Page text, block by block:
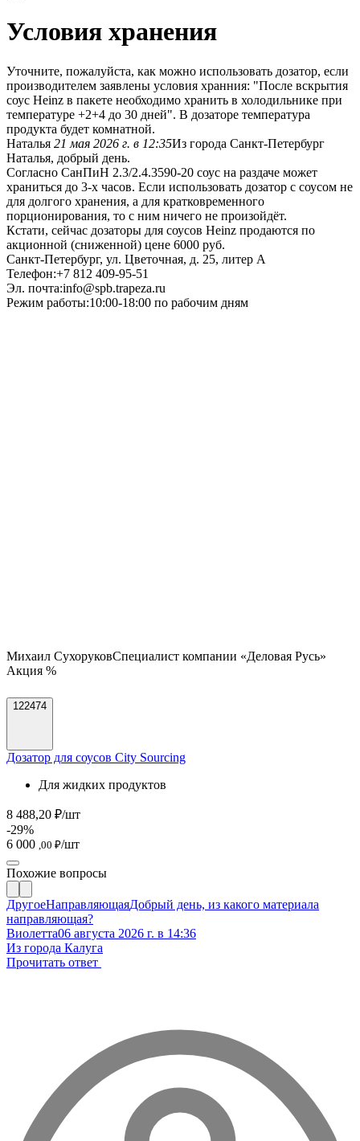
Условия хранения
Уточните, пожалуйста, как можно использовать дозатор, если
производителем заявлены условия хранния: "После вскрытия
соус Heinz в пакете необходимо хранить в холодильнике при
температуре +2+4 до 30 дней". В дозаторе температура
продукта будет комнатной.
Наталья 21 мая 2026 г. в 12:35Из города Санкт-Петербург
Наталья, добрый день.
Согласно СанПиН 2.3/2.4.3590-20 соус на раздаче может
храниться до 3-х часов. Если использовать дозатор с соусом не
для долгого хранения, а для кратковременного
порционирования, то с ним ничего не произойдёт.
Кстати, сейчас дозаторы для соусов Heinz продаются по
акционной (сниженной) цене 6000 руб.
Санкт-Петербург, ул. Цветочная, д. 25, литер А
Телефон:+7 812 409-95-51
Эл. почта:info@spb.trapeza.ru
Режим работы:10:00-18:00 по рабочим дням
Михаил СухоруковСпециалист компании «Деловая Русь»
Акция %
122474
Дозатор для соусов City Sourcing
Для жидких продуктов
8 488,20 ₽/шт
-29%
6 000 ,00 ₽/шт
Похожие вопросы
ДругоеНаправляющаяДобрый день, из какого материала
направляющая?
Виолетта06 августа 2026 г. в 14:36
Из города Калуга
Прочитать ответ